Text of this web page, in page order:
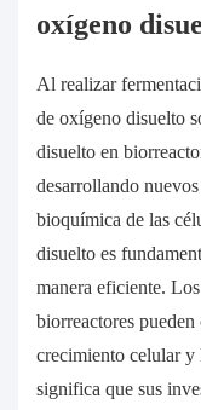
oxígeno
Al realizar
de oxígeno disuelto
disuelto en
desarrollando
bioquímica de las
disuelto es
manera eficiente.
biorreactores pueden
crecimiento celular y
significa que sus